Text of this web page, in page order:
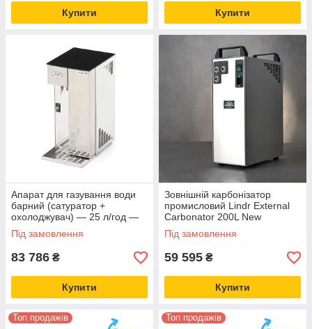
Купити Купити
Апарат для газування води
барний (сатуратор +
охолоджувач) — 25 л/год —
CW COMPACT Green Line,
Lindr, Чехія
Під замовлення
83 786 ₴
Купити
Зовнішній карбонізатор
промисловий Lindr External
Carbonator 200L New
Під замовлення
59 595 ₴
Купити
Топ продажів Топ продажів